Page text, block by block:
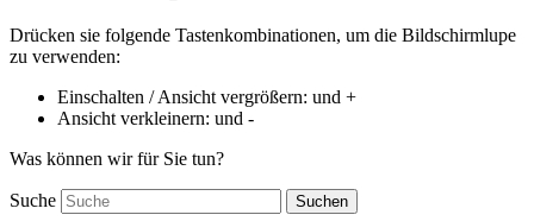
Drücken sie folgende Tastenkombinationen, um die Bildschirmlupe
zu verwenden:
Einschalten / Ansicht vergrößern: und +
Ansicht verkleinern: und -
Was können wir für Sie tun?
Suche Suchen